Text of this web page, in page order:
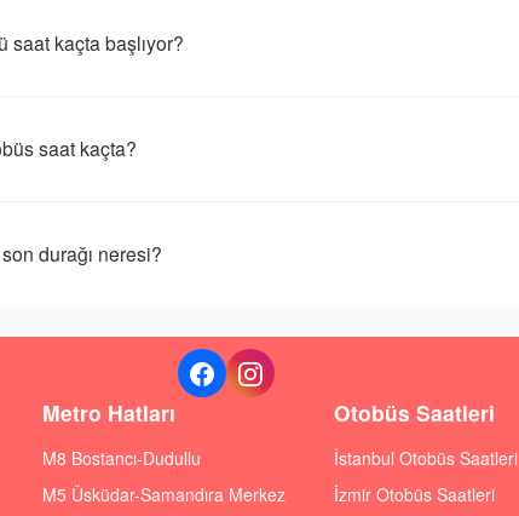
saat kaçta başlıyor?
saat kaçta?
durağı neresi?
Metro Hatları
M8 Bostancı-Dudullu
M5 Üsküdar-Samandıra Merkez
Otobüs Saatleri
İstanbul Otobüs Saatleri
İzmir Otobüs Saatleri